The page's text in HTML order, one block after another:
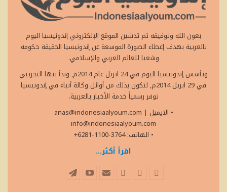
بعون الله وتوفيقه تم تدشين الموقع الإلكتروني إندونيسيا اليوم
بالعربية بهدف إعطاء الصورة الموسعة عن إندونيسيا الحقيقة حكومة
وشعبا للعالم العربي والإسلامي.
وتأسس إندونيسيا اليوم في 24 ابريل عام 2014م, وبدأ بثها التجريبي
في 29 ابريل 2014م, لتكون بذلك من أوائل وكالة أنباء في إندونيسيا
توفر رسمياً خدمة الأخبار بالعربية.
• الايميل
anas@indonesiaalyoum.com |
info@indonesiaalyoum.com
• الهاتف: 3764-1100-6281+
اقرأ أكثر...